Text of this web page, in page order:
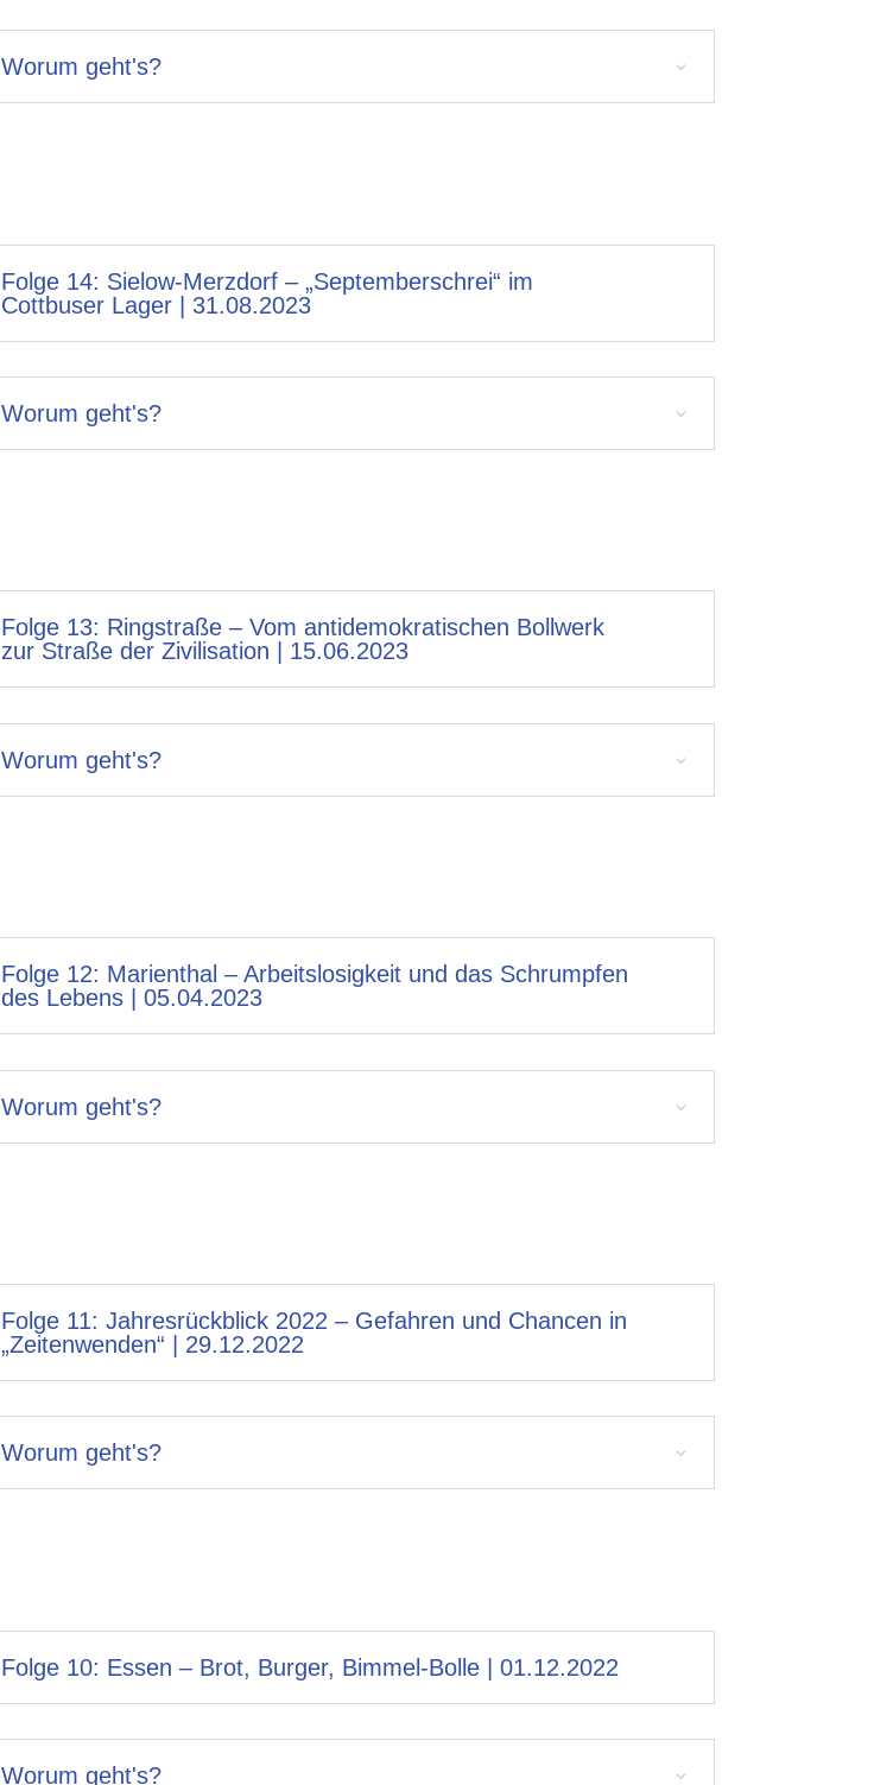
Worum geht's?
Folge 14: Sielow-Merzdorf – „Septemberschrei“ im
Cottbuser Lager | 31.08.2023
Worum geht's?
Folge 13: Ringstraße – Vom antidemokratischen Bollwerk
zur Straße der Zivilisation | 15.06.2023
Worum geht's?
Folge 12: Marienthal – Arbeitslosigkeit und das Schrumpfen
des Lebens | 05.04.2023
Worum geht's?
Folge 11: Jahresrückblick 2022 – Gefahren und Chancen in
„Zeitenwenden“ | 29.12.2022
Worum geht's?
Folge 10: Essen – Brot, Burger, Bimmel-Bolle | 01.12.2022
Worum geht's?